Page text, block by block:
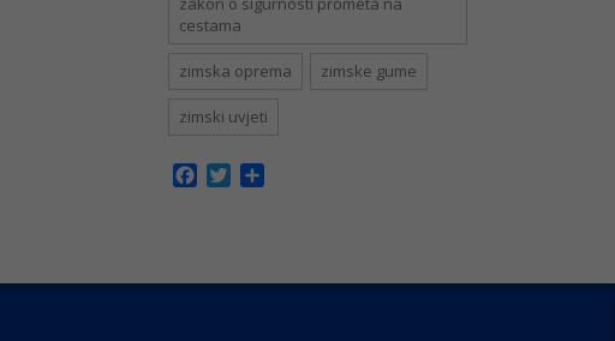
cestama
zimska oprema zimske gume
zimski uvjeti
Facebook
Twitter